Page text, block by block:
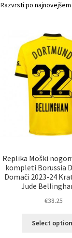
Replika Moški
kompleti Borussia
Domači 2023-24
Jude
€38.25
Select